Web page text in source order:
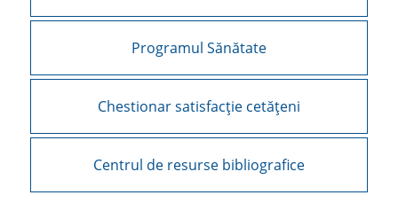
Programul Sănătate
Chestionar satisfacție cetățeni
Centrul de resurse bibliografice